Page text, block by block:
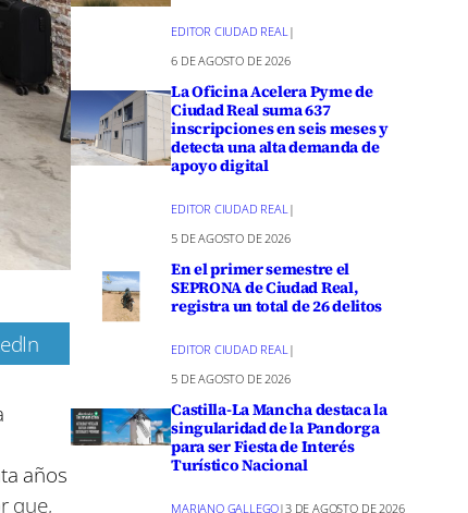
años
que,
EDITOR CIUDAD REAL |
6 DE AGOSTO DE 2026
La Oficina Acelera Pyme de
Ciudad Real suma 637
inscripciones en seis meses y
detecta una alta demanda de
apoyo digital
EDITOR CIUDAD REAL |
5 DE AGOSTO DE 2026
En el primer semestre el
SEPRONA de Ciudad Real,
registra un total de 26 delitos
EDITOR CIUDAD REAL|
5 DE AGOSTO DE 2026
Castilla-La Mancha destaca la
singularidad de la Pandorga
para ser Fiesta de Interés
Turístico Nacional
MARIANO GALLEGO|3 DE AGOSTO DE 2026